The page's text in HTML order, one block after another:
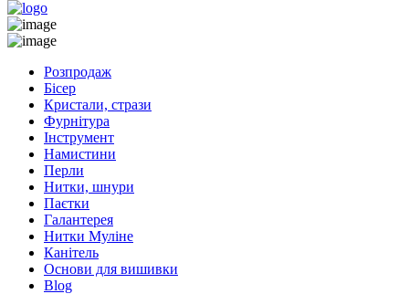
Розпродаж
Бісер
Кристали, стрази
Фурнітура
Інструмент
Намистини
Перли
Нитки, шнури
Паєтки
Галантерея
Нитки Муліне
Канітель
Основи для вишивки
Blog